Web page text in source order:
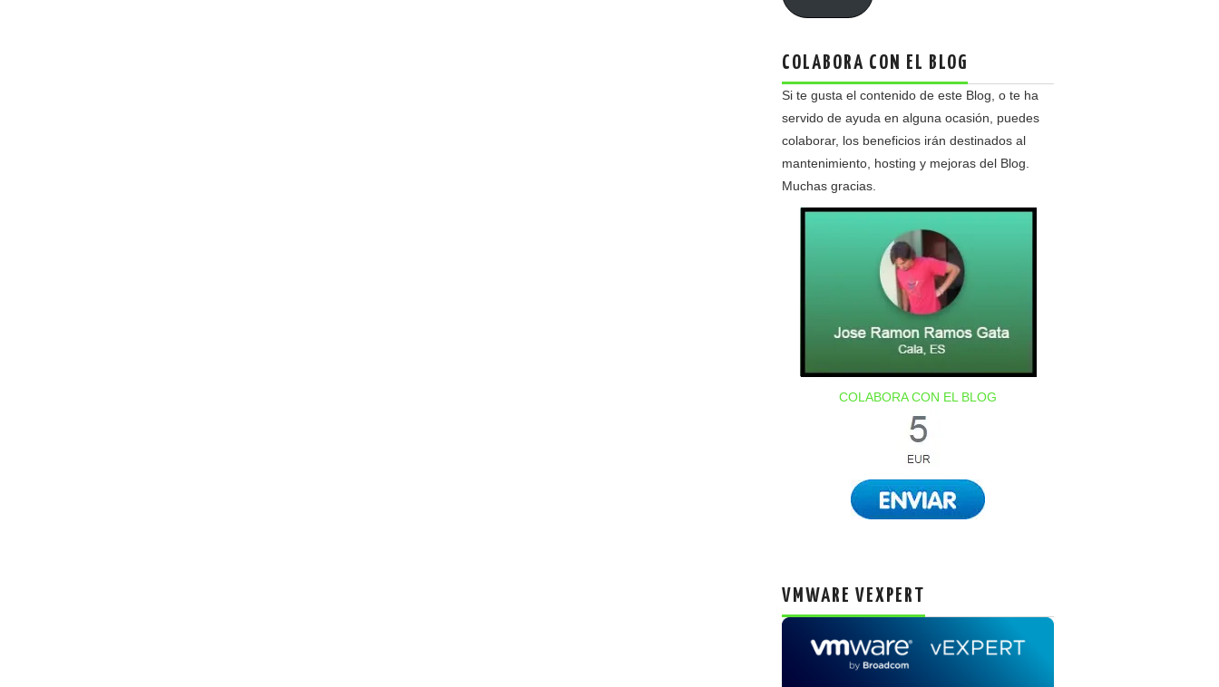
COLABORA CON EL BLOG
Si te gusta el contenido de este Blog, o te ha
servido de ayuda en alguna ocasión, puedes
colaborar, los beneficios irán destinados al
mantenimiento, hosting y mejoras del Blog.
Muchas gracias.
COLABORA CON EL BLOG
VMWARE VEXPERT